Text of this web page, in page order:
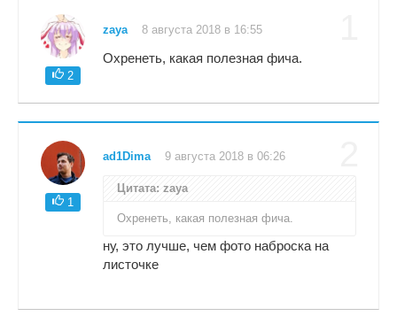
2
zaya 8 августа 2018 в 16:55
Охренеть, какая полезная фича.
1
ad1Dima 9 августа 2018 в 06:26
Цитата: zaya
Охренеть, какая полезная фича.
ну, это лучше, чем фото наброска на
листочке